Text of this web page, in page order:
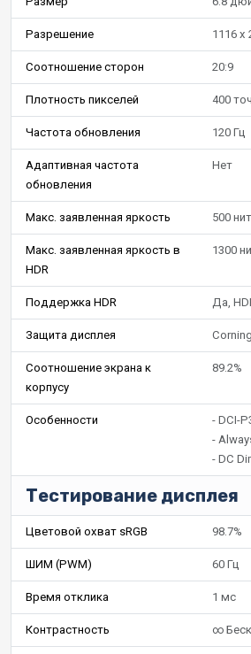
Разрешение 1116 x
Соотношение сторон 20:9
Плотность пикселей 400
Частота обновления 120 Гц
Адаптивная частота
обновления
Нет
Макс. заявленная яркость 500 нит
Макс. заявленная яркость в
HDR
1300
Поддержка HDR Да,
Защита дисплея
Соотношение экрана к
корпусу
89.2%
Особенности
- DCI-
-
- DC
Тестирование дисплея
Цветовой охват sRGB 98.7%
ШИМ (PWM) 60 Гц
Время отклика 1 мс
Контрастность ∞